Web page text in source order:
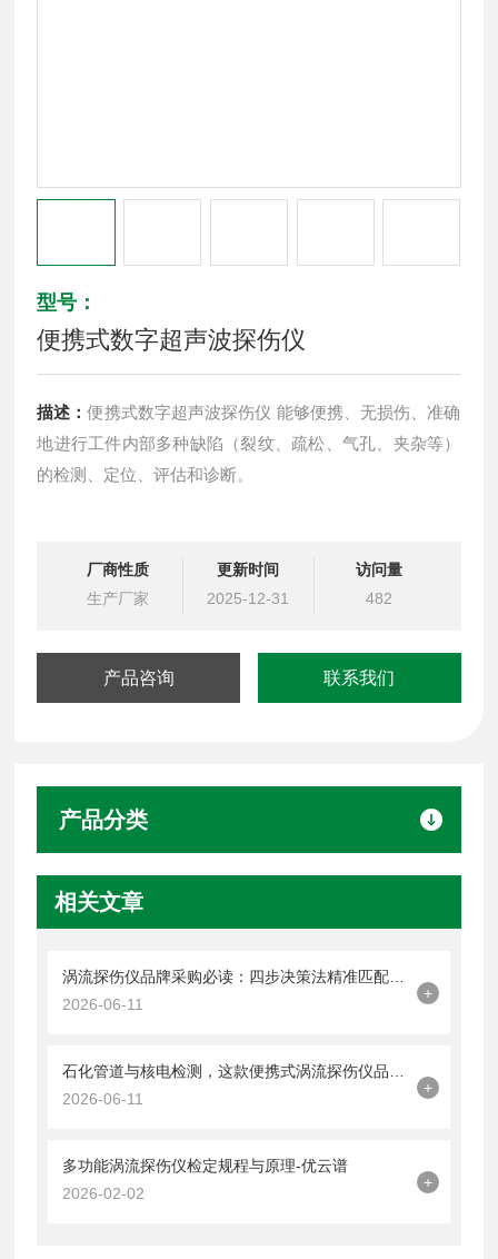
型号：
便携式数字超声波探伤仪
描述：便携式数字超声波探伤仪 能够便携、无损伤、准确
地进行工件内部多种缺陷（裂纹、疏松、气孔、夹杂等）
的检测、定位、评估和诊断。
厂商性质
生产厂家
更新时间
2025-12-31
访问量
482
产品咨询 联系我们
产品分类
相关文章
涡流探伤仪品牌采购必读：四步决策法精准匹配YP-WTS三款机型
2026-06-11
+
石化管道与核电检测，这款便携式涡流探伤仪品牌提供IP65+双频方案
2026-06-11
+
多功能涡流探伤仪检定规程与原理-优云谱
2026-02-02
+